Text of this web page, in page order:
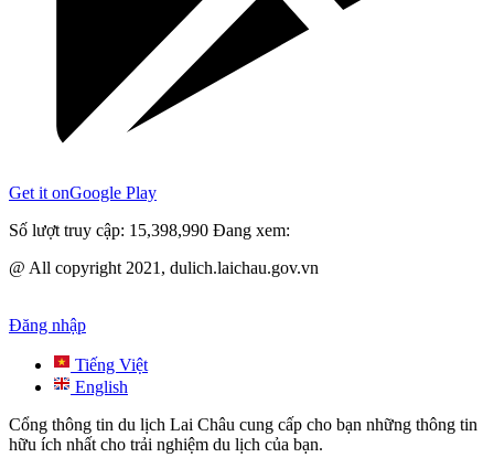
Get it onGoogle Play
Số lượt truy cập: 15,398,990 Đang xem:
@ All copyright 2021, dulich.laichau.gov.vn
Đăng nhập
Tiếng Việt
English
Cổng thông tin du lịch Lai Châu cung cấp cho bạn những thông tin
hữu ích nhất cho trải nghiệm du lịch của bạn.